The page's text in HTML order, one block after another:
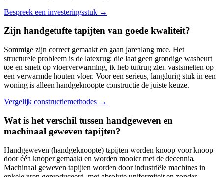
Bespreek een investeringsstuk →
Zijn handgetufte tapijten van goede kwaliteit?
Sommige zijn correct gemaakt en gaan jarenlang mee. Het
structurele probleem is de latexrug: die laat geen grondige wasbeurt
toe en smelt op vloerverwarming, ik heb tuftrug zien vastsmelten op
een verwarmde houten vloer. Voor een serieus, langdurig stuk in een
woning is alleen handgeknoopte constructie de juiste keuze.
Vergelijk constructiemethodes →
Wat is het verschil tussen handgeweven en
machinaal geweven tapijten?
Handgeweven (handgeknoopte) tapijten worden knoop voor knoop
door één knoper gemaakt en worden mooier met de decennia.
Machinaal geweven tapijten worden door industriële machines in